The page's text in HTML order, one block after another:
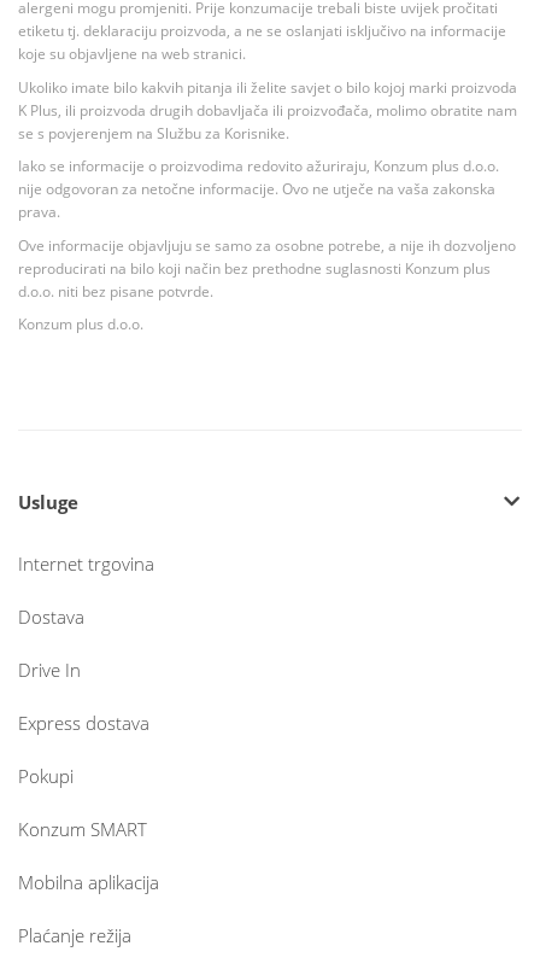
alergeni mogu promjeniti. Prije konzumacije trebali biste uvijek pročitati
etiketu tj. deklaraciju proizvoda, a ne se oslanjati isključivo na informacije
koje su objavljene na web stranici.
Ukoliko imate bilo kakvih pitanja ili želite savjet o bilo kojoj marki proizvoda
K Plus, ili proizvoda drugih dobavljača ili proizvođača, molimo obratite nam
se s povjerenjem na Službu za Korisnike.
Iako se informacije o proizvodima redovito ažuriraju, Konzum plus d.o.o.
nije odgovoran za netočne informacije. Ovo ne utječe na vaša zakonska
prava.
Ove informacije objavljuju se samo za osobne potrebe, a nije ih dozvoljeno
reproducirati na bilo koji način bez prethodne suglasnosti Konzum plus
d.o.o. niti bez pisane potvrde.
Konzum plus d.o.o.
Usluge
Internet trgovina
Dostava
Drive In
Express dostava
Pokupi
Konzum SMART
Mobilna aplikacija
Plaćanje režija